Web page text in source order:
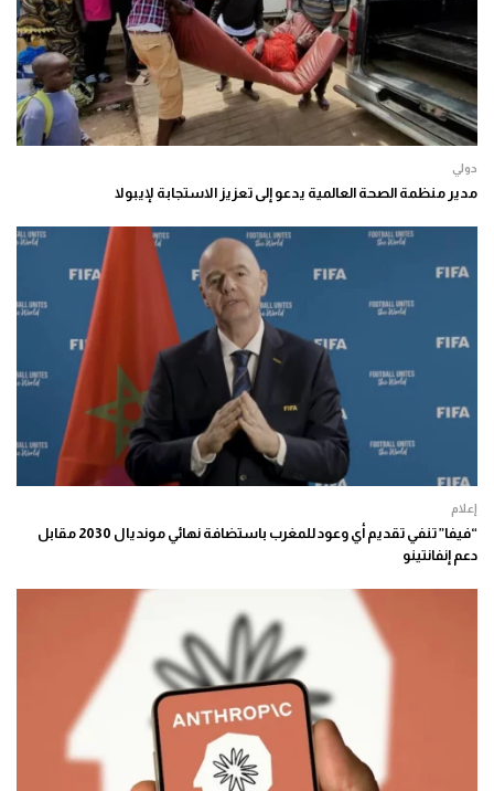
دولي
مدير منظمة الصحة العالمية يدعو إلى تعزيز الاستجابة لإيبولا
إعلام
“فيفا” تنفي تقديم أي وعود للمغرب باستضافة نهائي مونديال 2030 مقابل
دعم إنفانتينو